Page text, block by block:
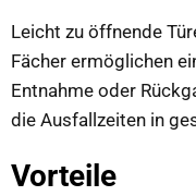
Leicht zu öffnende
Fächer ermöglichen
Entnahme oder
die Ausfallzeiten in
Vorteile